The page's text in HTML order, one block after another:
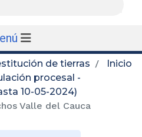
de tierras
Inicio
procesal -
10-05-2024)
Valle del Cauca